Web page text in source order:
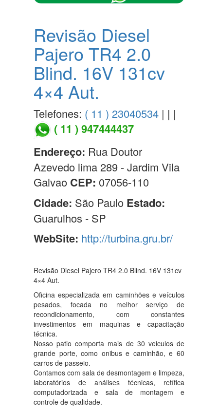
Revisão Diesel
Pajero TR4 2.0
Blind. 16V 131cv
4×4 Aut.
Telefones: ( 11 ) 23040534 | | |
( 11 ) 947444437
Endereço: Rua Doutor
Azevedo lima 289 - Jardim Vila
Galvao CEP: 07056-110
Cidade: São Paulo Estado:
Guarulhos - SP
WebSite: http://turbina.gru.br/
Revisão Diesel Pajero TR4 2.0 Blind. 16V 131cv
4×4 Aut.
Oficina especializada em caminhões e veículos
pesados, focada no melhor serviço de
recondicionamento, com constantes
investimentos em maquinas e capacitação
técnica.
Nosso patio comporta mais de 30 veiculos de
grande porte, como onibus e caminhão, e 60
carros de passeio.
Contamos com sala de desmontagem e limpeza,
laboratórios de análises técnicas, retífica
computadorizada e sala de montagem e
controle de qualidade.